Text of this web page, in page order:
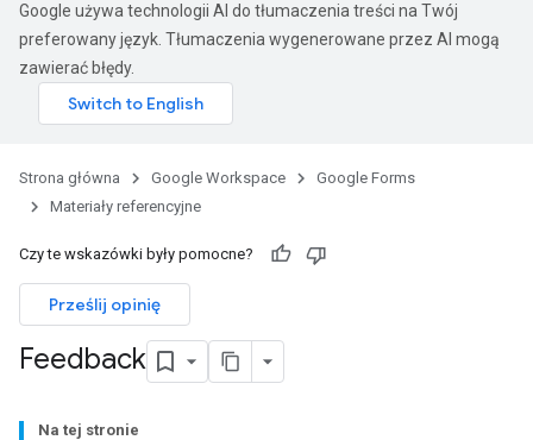
Google używa technologii AI do tłumaczenia treści na Twój
preferowany język. Tłumaczenia wygenerowane przez AI mogą
zawierać błędy.
Strona główna Google Workspace
Google Forms
Materiały referencyjne
Czy te wskazówki były pomocne?
Prześlij opinię
Feedback
Na tej stronie